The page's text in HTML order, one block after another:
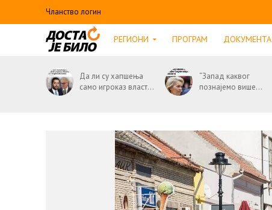
Чланство логин
РЕГИОНИ ПРОГРАМ ДОКУМЕНТА
Да ли су хапшења
само игроказ власт...
“Запад каквог
познајемо више...